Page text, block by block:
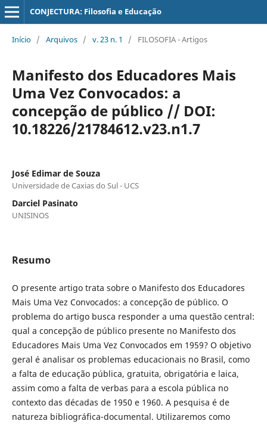
CONJECTURA: Filosofia e Educação
Início / Arquivos / v. 23 n. 1 / FILOSOFIA - Artigos
Manifesto dos Educadores Mais
Uma Vez Convocados: a
concepção de público // DOI:
10.18226/21784612.v23.n1.7
José Edimar de Souza
Universidade de Caxias do Sul - UCS
Darciel Pasinato
UNISINOS
Resumo
O presente artigo trata sobre o Manifesto dos Educadores
Mais Uma Vez Convocados: a concepção de público. O
problema do artigo busca responder a uma questão central:
qual a concepção de público presente no Manifesto dos
Educadores Mais Uma Vez Convocados em 1959? O objetivo
geral é analisar os problemas educacionais no Brasil, como
a falta de educação pública, gratuita, obrigatória e laica,
assim como a falta de verbas para a escola pública no
contexto das décadas de 1950 e 1960. A pesquisa é de
natureza bibliográfica-documental. Utilizaremos como